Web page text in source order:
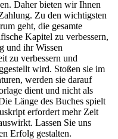
Daher bieten wir Ihnen
Zu den wichtigsten
geht, die gesamte
Kapitel zu verbessern,
und ihr Wissen
zu verbessern und
wird. Stoßen sie im
werden sie darauf
dient und nicht als
Länge des Buches spielt
erfordert mehr Zeit
Lassen Sie uns
Erfolg gestalten.